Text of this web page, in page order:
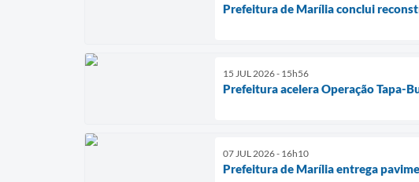
Prefeitura de Marília conclui
15 JUL 2026 - 15h56
Prefeitura acelera Operação Tapa-
07 JUL 2026 - 16h10
Prefeitura de Marília entrega